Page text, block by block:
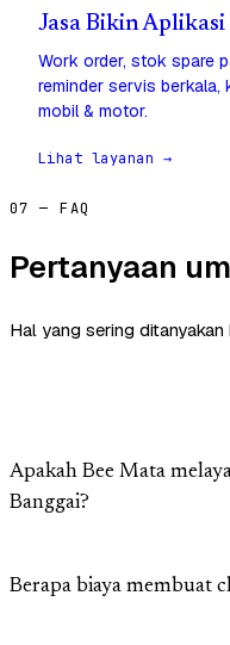
Jasa Bikin
Work order, stok spare
reminder servis
mobil & motor.
Lihat layanan →
07 — FAQ
Pertanyaan
Hal yang sering
Apakah Bee Mata
Banggai?
Berapa biaya membuat